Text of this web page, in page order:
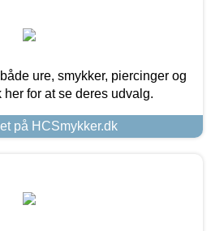
ure, smykker, piercinger og
for at se deres udvalg.
på HCSmykker.dk